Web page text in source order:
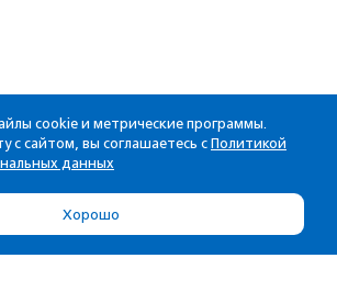
cookie и метрические программы.
с сайтом, вы соглашаетесь с Политикой
данных
Хорошо